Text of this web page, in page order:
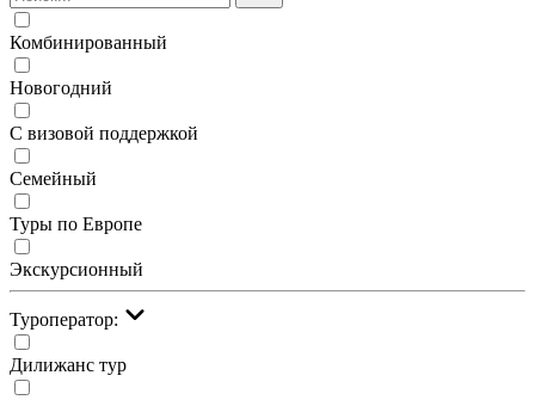
Комбинированный
Новогодний
С визовой поддержкой
Семейный
Туры по Европе
Экскурсионный
Туроператор:
Дилижанс тур